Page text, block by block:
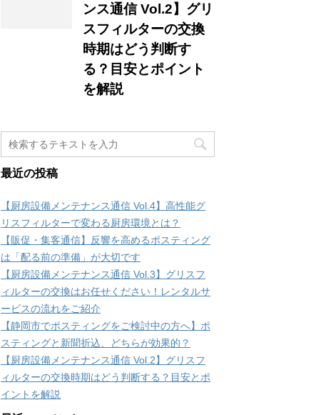
ンス通信 Vol.2】グリ
スフィルターの交換
時期はどう判断す
る？目安とポイント
を解説
最近の投稿
【厨房設備メンテナンス通信 Vol.4】高性能グ
リスフィルターで変わる厨房環境とは？
【販促・集客通信】反響を高めるポスティング
は「配る前の準備」が大切です
【厨房設備メンテナンス通信 Vol.3】グリスフ
ィルターの交換はお任せください！レンタルサ
ービスの流れをご紹介
【静岡市でポスティングをご検討中の方へ】ポ
スティングと新聞折込、どちらが効果的？
【厨房設備メンテナンス通信 Vol.2】グリスフ
ィルターの交換時期はどう判断する？目安とポ
イントを解説